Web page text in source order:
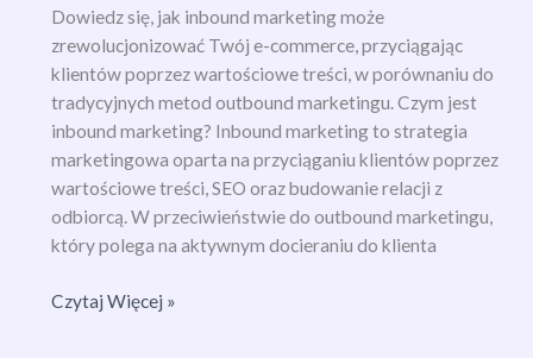
dzięki
personalizacji?
Dowiedz się, jak inbound marketing może
zrewolucjonizować Twój e-commerce, przyciągając
klientów poprzez wartościowe treści, w porównaniu do
tradycyjnych metod outbound marketingu. Czym jest
inbound marketing? Inbound marketing to strategia
marketingowa oparta na przyciąganiu klientów poprzez
wartościowe treści, SEO oraz budowanie relacji z
odbiorcą. W przeciwieństwie do outbound marketingu,
który polega na aktywnym docieraniu do klienta
Inbound
Czytaj Więcej »